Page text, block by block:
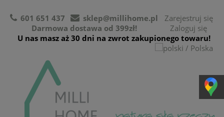
601 651 437
sklep@millihome.pl
Darmowa dostawa od 399zł!
U nas masz aż 30 dni na zwrot zakupionego towaru!
Zarejestruj się
Zaloguj się